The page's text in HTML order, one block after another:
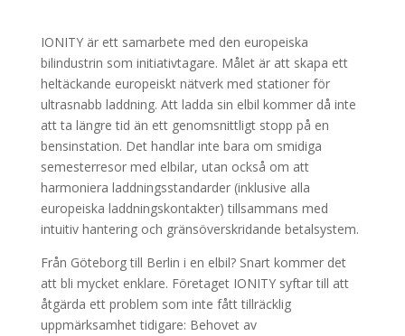
IONITY är ett samarbete med den europeiska
bilindustrin som initiativtagare. Målet är att skapa ett
heltäckande europeiskt nätverk med stationer för
ultrasnabb laddning. Att ladda sin elbil kommer då inte
att ta längre tid än ett genomsnittligt stopp på en
bensinstation. Det handlar inte bara om smidiga
semesterresor med elbilar, utan också om att
harmoniera laddningsstandarder (inklusive alla
europeiska laddningskontakter) tillsammans med
intuitiv hantering och gränsöverskridande betalsystem.
Från Göteborg till Berlin i en elbil? Snart kommer det
att bli mycket enklare. Företaget IONITY syftar till att
åtgärda ett problem som inte fått tillräcklig
uppmärksamhet tidigare: Behovet av